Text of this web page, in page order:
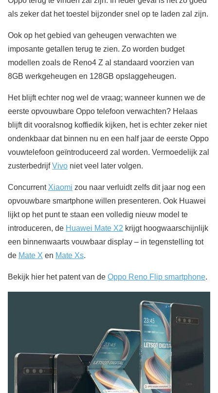
als zeker dat het toestel bijzonder snel op te laden zal zijn.
Ook op het gebied van geheugen verwachten we
imposante getallen terug te zien. Zo worden budget
modellen zoals de Reno4 Z al standaard voorzien van
8GB werkgeheugen en 128GB opslaggeheugen.
Het blijft echter nog wel de vraag; wanneer kunnen we de
eerste opvouwbare Oppo telefoon verwachten? Helaas
blijft dit vooralsnog koffiedik kijken, het is echter zeker niet
ondenkbaar dat binnen nu en een half jaar de eerste Oppo
vouwtelefoon geïntroduceerd zal worden. Vermoedelijk zal
zusterbedrijfVivo niet veel later volgen.
Concurrent Xiaomi zou naar verluidt zelfs dit jaar nog een
opvouwbare smartphone willen presenteren. Ook Huawei
lijkt op het punt te staan een volledig nieuw model te
introduceren, de Huawei Mate X2 krijgt hoogwaarschijnlijk
een binnenwaarts vouwbaar display – in tegenstelling tot
de Mate X en Mate Xs.
Bekijk hier het patent van de Oppo Reno Flip smartphone.